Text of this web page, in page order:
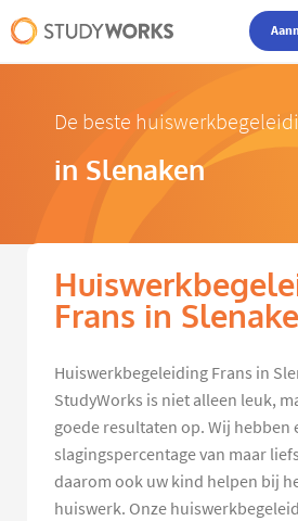
De beste
in Slenaken
Frans in
Huiswerkbegeleiding Frans in
StudyWorks is niet alleen leuk,
goede resultaten op. Wij hebben
slagingspercentage van maar
daarom ook uw kind helpen bij
huiswerk. Onze